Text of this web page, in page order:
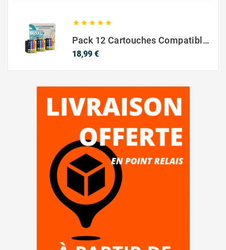
    
Pack 12 Cartouches Compatible EPSON 603XL
18,99 €Prix